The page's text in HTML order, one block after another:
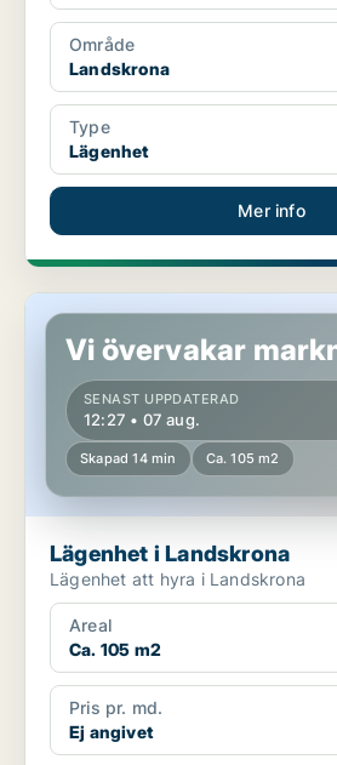
Område
Landskrona
Type
Lägenhet
Mer info
Lägenhet i Landskrona
Vi övervakar
SENAST UPPDATERAD
12:27 • 07 aug.
Skapad 14 min Ca. 105 m2
Lägenhet i Landskrona
Lägenhet att hyra i Landskrona
Areal
Ca. 105 m2
Pris pr. md.
Ej angivet